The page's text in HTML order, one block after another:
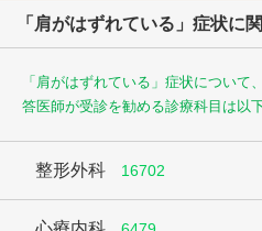
「肩がはずれている」症状に
「肩がはずれている」症状について
答医師が受診を勧める診療科目は以
整形外科 16702